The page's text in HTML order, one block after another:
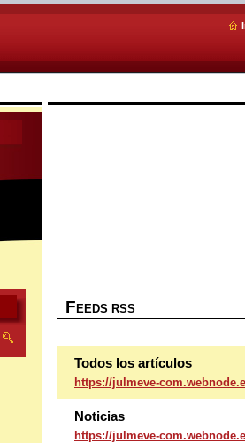
F EEDS RSS
Todos los artículos
https://julmeve-
Noticias
https://julmeve-